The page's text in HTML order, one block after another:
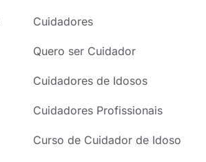
Cuidadores
Quero ser Cuidador
Cuidadores de Idosos
Cuidadores Profissionais
Curso de Cuidador de Idoso